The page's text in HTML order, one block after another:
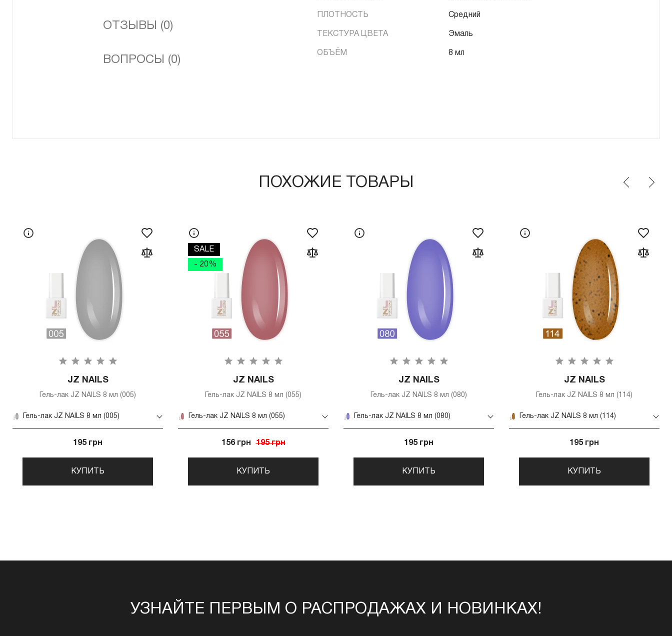
ОТЗЫВЫ (0)
ВОПРОСЫ (0)
ПЛОТНОСТЬ Средний
ТЕКСТУРА ЦВЕТА Эмаль
ОБЪЁМ 8 мл
ПОХОЖИЕ ТОВАРЫ
JZ NAILS
Гель-лак JZ NAILS 8 мл (005)
Гель-лак JZ NAILS 8 мл (005)
195 грн
КУПИТЬ
SALE
- 20%
JZ NAILS
Гель-лак JZ NAILS 8 мл (055)
Гель-лак JZ NAILS 8 мл (055)
156 грн 195 грн
КУПИТЬ
JZ NAILS
Гель-лак JZ NAILS 8 мл (080)
Гель-лак JZ NAILS 8 мл (080)
195 грн
КУПИТЬ
JZ NAILS
Гель-лак JZ NAILS 8 мл (114)
Гель-лак JZ NAILS 8 мл (114)
195 грн
КУПИТЬ
УЗНАЙТЕ ПЕРВЫМ О РАСПРОДАЖАХ И НОВИНКАХ!